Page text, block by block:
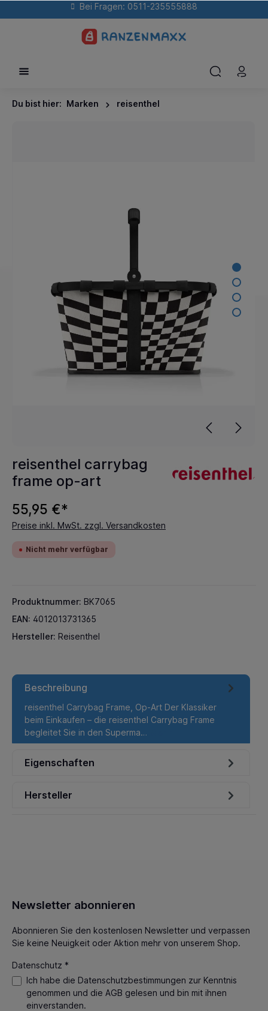
Bei Fragen: 0511-235555888
Du bist hier: Marken reisenthel
reisenthel carrybag
frame op-art
55,95 €*
Preise inkl. MwSt. zzgl. Versandkosten
Nicht mehr verfügbar
Produktnummer: BK7065
EAN: 4012013731365
Hersteller: Reisenthel
Beschreibung
reisenthel Carrybag Frame, Op-Art Der Klassiker
beim Einkaufen – die reisenthel Carrybag Frame
begleitet Sie in den Superma…
Eigenschaften
Hersteller
Newsletter abonnieren
Abonnieren Sie den kostenlosen Newsletter und verpassen
Sie keine Neuigkeit oder Aktion mehr von unserem Shop.
Datenschutz *
Ich habe die Datenschutzbestimmungen zur Kenntnis
genommen und die AGB gelesen und bin mit ihnen
einverstanden.